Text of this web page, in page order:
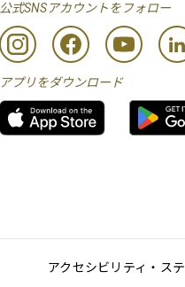
公式SNSアカウントをフォロー
アプリをダウンロード
アクセシビリティ・ス